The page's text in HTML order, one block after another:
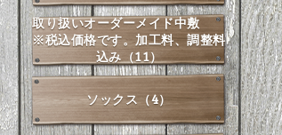
取り扱いオーダーメイド中敷
※税込価格です。加工料、調整料
込み（11）
ソックス（4）